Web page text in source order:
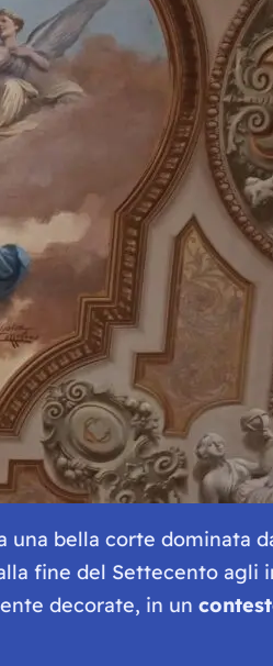
una bella corte dominata
fine del Settecento agli
decorate, in un